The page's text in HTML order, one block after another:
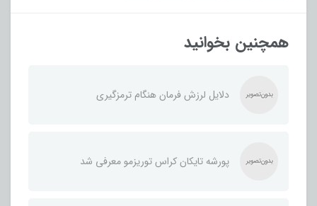
همچنین بخوانید
دلایل لرزش فرمان هنگام ترمزگیری
پورشه تایکان کراس توریزمو معرفی شد